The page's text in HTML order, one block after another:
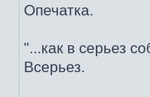
Опечатка.
"...как в серьез
Всерьез.